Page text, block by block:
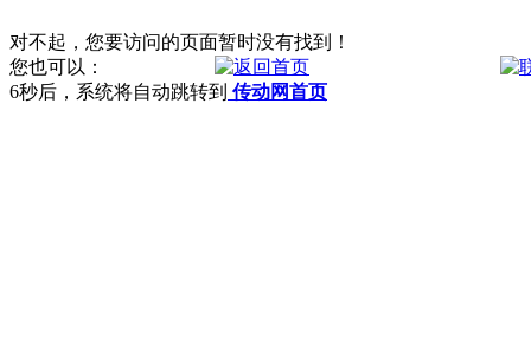
对不起，您要访问的页面暂时没有找到！
您也可以：
6秒后，系统将自动跳转到 传动网首页